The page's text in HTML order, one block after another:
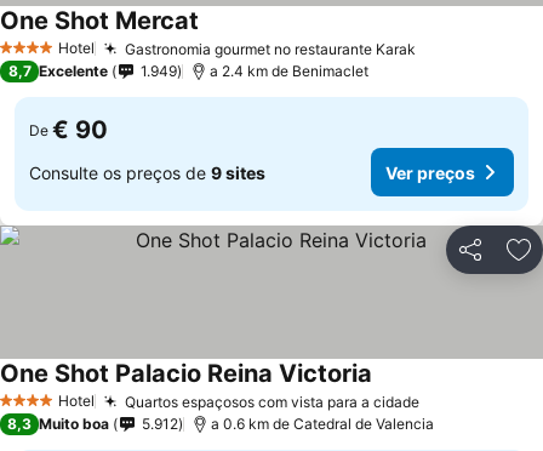
4 EstrelasHotel Gastronomia gourmet no restaurante Karak
One Shot Mercat
8,7 Excelente 1.949 a 2.4 km de Benimaclet
De € 90
Consulte os preços de 9 sites Ver preços
Partilhar
4 EstrelasHotel Quartos espaçosos com vista para a cidade
One Shot Palacio Reina Victoria
8,3 Muito boa 5.912 a 0.6 km de Catedral de Valencia